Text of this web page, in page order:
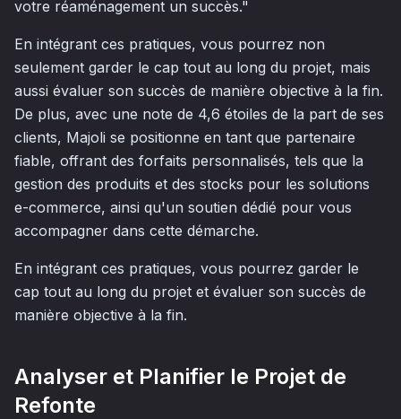
votre réaménagement un succès."
En intégrant ces pratiques, vous pourrez non
seulement garder le cap tout au long du projet, mais
aussi évaluer son succès de manière objective à la fin.
De plus, avec une note de 4,6 étoiles de la part de ses
clients, Majoli se positionne en tant que partenaire
fiable, offrant des forfaits personnalisés, tels que la
gestion des produits et des stocks pour les solutions
e-commerce, ainsi qu'un soutien dédié pour vous
accompagner dans cette démarche.
En intégrant ces pratiques, vous pourrez garder le
cap tout au long du projet et évaluer son succès de
manière objective à la fin.
Analyser et Planifier le Projet de
Refonte